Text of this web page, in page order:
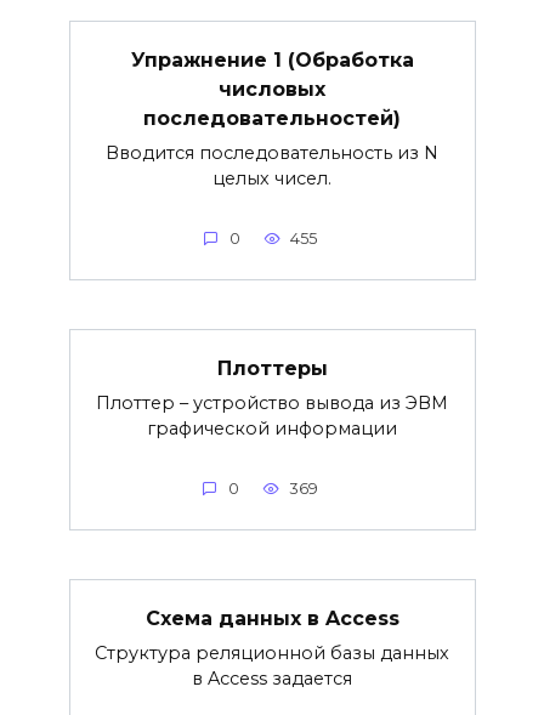
Упражнение 1 (Обработка
числовых
последовательностей)
Вводится последовательность из N
целых чисел.
0 455
Плоттеры
Плоттер – устройство вывода из ЭВМ
графической информации
0 369
Схема данных в Access
Структура реляционной базы данных
в Access задается